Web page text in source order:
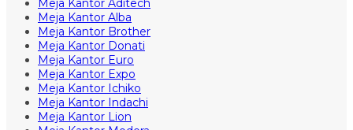
Meja Kantor Aditech
Meja Kantor Alba
Meja Kantor Brother
Meja Kantor Donati
Meja Kantor Euro
Meja Kantor Expo
Meja Kantor Ichiko
Meja Kantor Indachi
Meja Kantor Lion